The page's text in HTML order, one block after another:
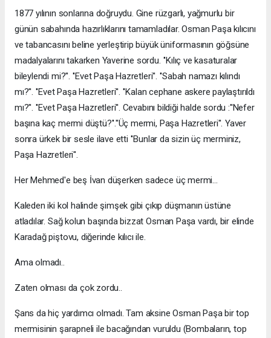
1877 yılının sonlarına doğruydu. Gine rüzgarlı, yağmurlu bir
günün sabahında hazırlıklarını tamamladılar. Osman Paşa kılıcını
ve tabancasını beline yerleştirip büyük üniformasının göğsüne
madalyalarını takarken Yaverine sordu. ''Kılıç ve kasaturalar
bileylendi mi?''. ''Evet Paşa Hazretleri''. ''Sabah namazı kılındı
mı?''. ''Evet Paşa Hazretleri''. ''Kalan cephane askere paylaştırıldı
mı?''. ''Evet Paşa Hazretleri''. Cevabını bildiği halde sordu :''Nefer
başına kaç mermi düştü?''.''Üç mermi, Paşa Hazretleri''. Yaver
sonra ürkek bir sesle ilave etti ''Bunlar da sizin üç merminiz,
Paşa Hazretleri''.
Her Mehmed'e beş İvan düşerken sadece üç mermi...
Kaleden iki kol halinde şimşek gibi çıkıp düşmanın üstüne
atladılar. Sağ kolun başında bizzat Osman Paşa vardı, bir elinde
Karadağ piştovu, diğerinde kılıcı ile.
Ama olmadı..
Zaten olması da çok zordu..
Şans da hiç yardımcı olmadı. Tam aksine Osman Paşa bir top
mermisinin şarapneli ile bacağından vuruldu (Bombaların, top